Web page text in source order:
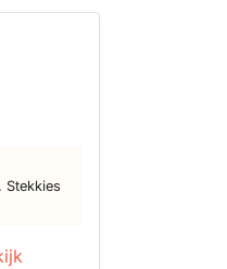
Stekkies